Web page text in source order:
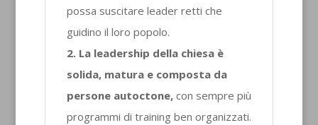
possa suscitare leader retti che
guidino il loro popolo.
2. La leadership della chiesa è
solida, matura e composta da
persone autoctone, con sempre più
programmi di training ben organizzati.